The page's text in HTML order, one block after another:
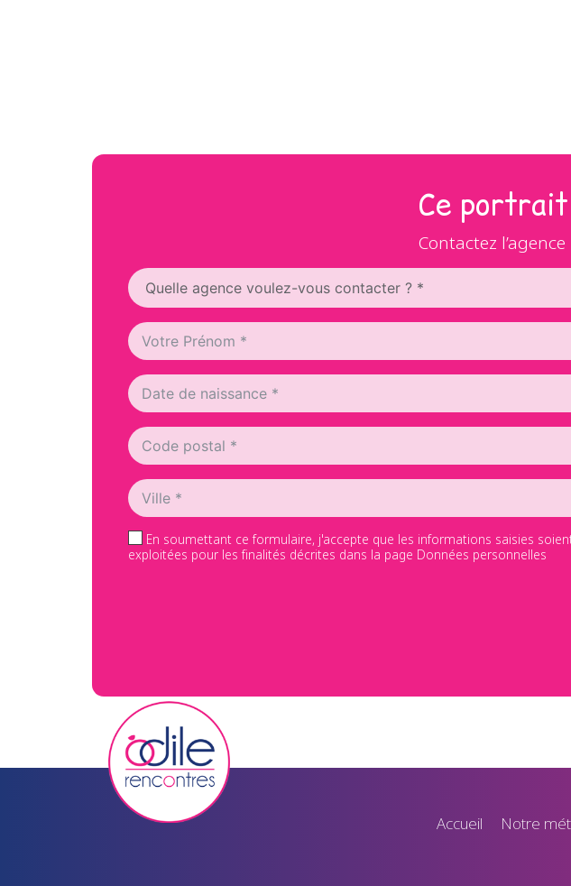
Ce
Contactez
En soumettant ce formulaire, j'accepte que les informations saisies
exploitées pour les finalités décrites dans la page Données personnelles
Accueil Notre